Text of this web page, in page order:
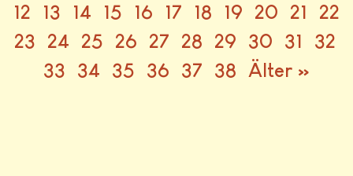
12
13 14 15 16 17 18 19 20 21
22
23
24 25 26 27 28 29 30 31
32
33
34 35 36 37 38 Älter »